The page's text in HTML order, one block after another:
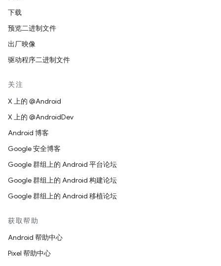
下载
预览二进制文件
出厂映像
驱动程序二进制文件
关注
X 上的 @Android
X 上的 @AndroidDev
Android 博客
Google 安全博客
Google 群组上的 Android 平台论坛
Google 群组上的 Android 构建论坛
Google 群组上的 Android 移植论坛
获取帮助
Android 帮助中心
Pixel 帮助中心